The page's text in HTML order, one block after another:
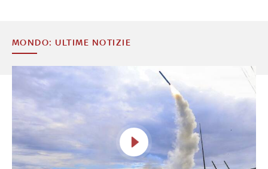
MONDO: ULTIME NOTIZIE